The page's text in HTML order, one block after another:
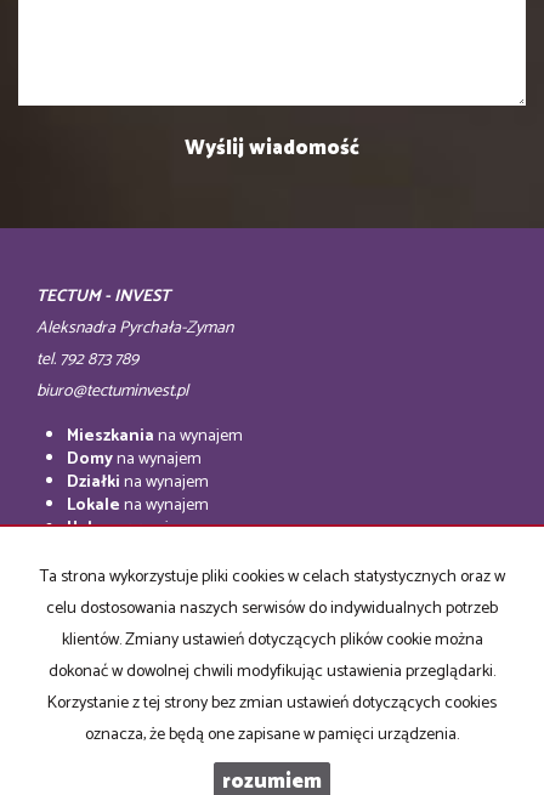
TECTUM - INVEST
Aleksnadra Pyrchała-Zyman
tel. 792 873 789
biuro@tectuminvest.pl
Mieszkaniana wynajem
Domyna wynajem
Działkina wynajem
Lokalena wynajem
Halena wynajem
Mieszkania
na sprzedaż
Domyna sprzedaż
Działkina sprzedaż
Lokalena sprzedaż
Halena sprzedaż
Obiektyna sprzedaż
Ta strona wykorzystuje pliki cookies w celach statystycznych oraz w
celu dostosowania naszych serwisów do indywidualnych potrzeb
klientów. Zmiany ustawień dotyczących plików cookie można
dokonać w dowolnej chwili modyfikując ustawienia przeglądarki.
Korzystanie z tej strony bez zmian ustawień dotyczących cookies
oznacza, że będą one zapisane w pamięci urządzenia.
rozumiem